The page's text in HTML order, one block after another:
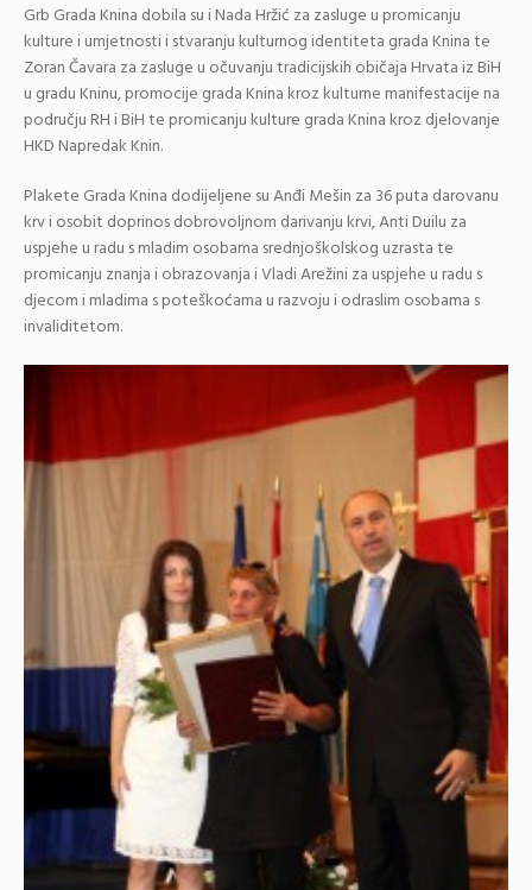
Grb Grada Knina dobila su i Nada Hržić za zasluge u promicanju
kulture i umjetnosti i stvaranju kulturnog identiteta grada Knina te
Zoran Čavara za zasluge u očuvanju tradicijskih običaja Hrvata iz BiH
u gradu Kninu, promocije grada Knina kroz kulturne manifestacije na
području RH i BiH te promicanju kulture grada Knina kroz djelovanje
HKD Napredak Knin.
Plakete Grada Knina dodijeljene su Anđi Mešin za 36 puta darovanu
krv i osobit doprinos dobrovoljnom darivanju krvi, Anti Duilu za
uspjehe u radu s mladim osobama srednjoškolskog uzrasta te
promicanju znanja i obrazovanja i Vladi Arežini za uspjehe u radu s
djecom i mladima s poteškoćama u razvoju i odraslim osobama s
invaliditetom.